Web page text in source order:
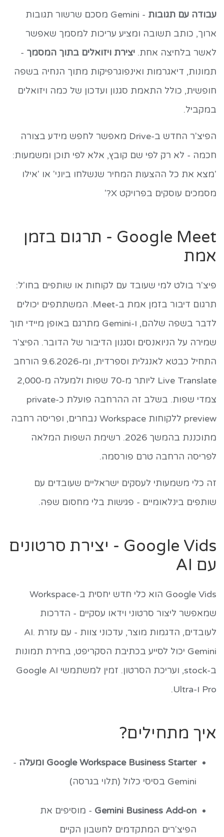
עבודה עם תגובות
- Gemini מסכם שרשור תגובות
ארוך, כותב תשובה ומציע עריכות למסמך שאפשר
לאשר בלחיצה אחת. יצירת ויזואלים בתוך המסמך -
תמונות, דיאגרמות ואינפוגרפיקות מתוך הנחיה בשפה
חופשית, כולל התאמת סגנון ועדכון של כמה ויזואלים
במקביל.
הפיצ'ר החדש ב-Drive מאפשר לחפש מידע בצורה
חכמה - לא רק לפי שם קובץ, אלא לפי תוכן ומשמעות:
'מצא את כל ההצעות המחיר שנשלחו ביוני' או 'אילו
מסמכים עוסקים בפרויקט X?'
Google Meet - תרגום בזמן
אמת
פיצ'ר בולט למי שעובד עם לקוחות או שותפים בחו'ל:
תרגום דיבור בזמן אמת ב-Meet. המשתתפים יכולים
לדבר בשפה שלהם, ו-Gemini מתרגם באופן מיידי תוך
שמירה על הניואנסים וסגנון הדיבור של הדובר. הפיצ'ר
התחיל כבטא לאנגלית וספרדית, ומ-9.6.2026 הורחב
Live Translate ליותר מ-70 שפות ולמעלה מ-2,000
צמדי שפות. בשלב זה ההרחבה פועלת כ-private
preview ללקוחות Workspace נבחרים, ופריסה רחבה
מתוכננת בהמשך 2026. רשימת השפות המלאה
לפריסה הרחבה טרם פורסמה.
זה כלי משמעותי לעסקים ישראליים שעובדים עם
שותפים בינלאומיים - פגישות בלי מחסום שפה.
Google Vids - יצירת סרטונים
עם AI
Google Vids הוא כלי חדש יחסית ב-Workspace
שמאפשר ליצור סרטוני וידאו עסקיים - הדרכות
לעובדים, הדגמות מוצר, עדכוני צוות - עם עזרת AI.
Gemini יכול לסייע בכתיבת הסקריפט, בחירת תמונות
ב-stock, ועריכת הסרטון. זמין למשתמשי Google AI
Pro ו-Ultra.
איך מתחילים?
Google Workspace Business Starter ומעלה
-
Gemini בסיסי כלול (תלוי בגרסה)
Gemini Business Add-on - מוסיפים את
הפיצ'רים המתקדמים לחשבון הקיים